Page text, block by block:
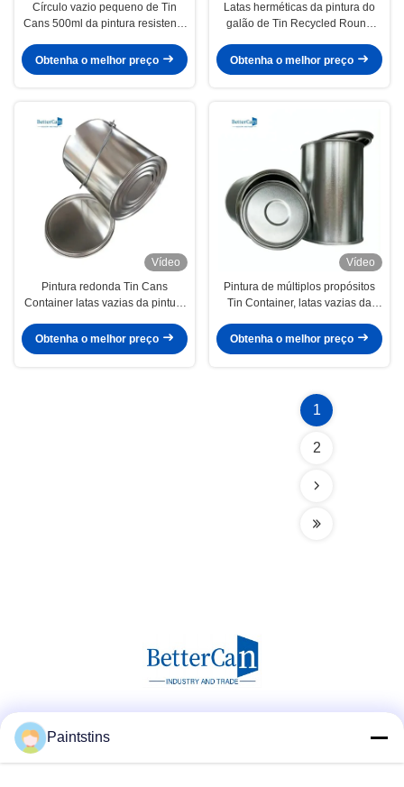
Círculo vazio pequeno de Tin
Cans 500ml da pintura resistente
alavanca
Obtenha o melhor preço
Latas herméticas da pintura do
galão de Tin Recycled Round
de selo
Obtenha o melhor preço
Vídeo
Pintura redonda Tin Cans
Container latas vazias da pintura
Obtenha o melhor preço
Vídeo
Pintura de múltiplos propósitos
Tin Container, latas vazias da
Obtenha o melhor preço
1
2
Paintstins